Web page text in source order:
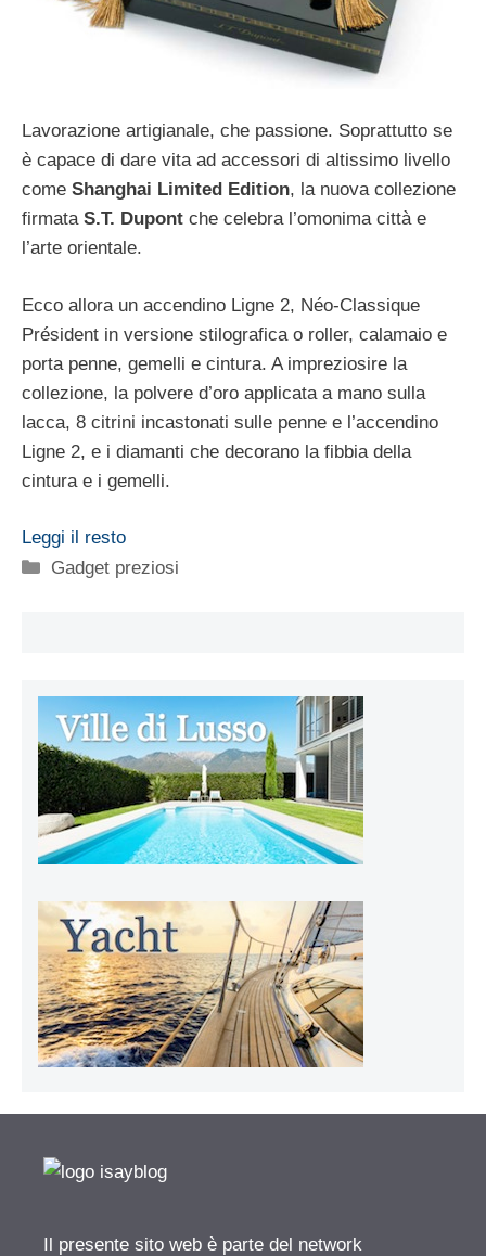
Lavorazione artigianale, che passione. Soprattutto se
è capace di dare vita ad accessori di altissimo livello
come Shanghai Limited Edition, la nuova collezione
firmata S.T. Dupont che celebra l’omonima città e
l’arte orientale.
Ecco allora un accendino Ligne 2, Néo-Classique
Président in versione stilografica o roller, calamaio e
porta penne, gemelli e cintura. A impreziosire la
collezione, la polvere d’oro applicata a mano sulla
lacca, 8 citrini incastonati sulle penne e l’accendino
Ligne 2, e i diamanti che decorano la fibbia della
cintura e i gemelli.
Leggi il resto
Categorie
Gadget preziosi
Il presente sito web è parte del network